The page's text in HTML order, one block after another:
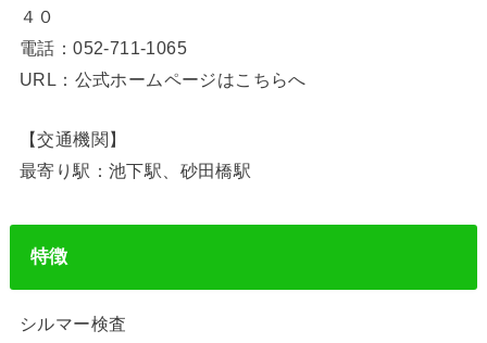
４０
電話：052-711-1065
URL：公式ホームページはこちらへ
【交通機関】
最寄り駅：池下駅、砂田橋駅
特徴
シルマー検査